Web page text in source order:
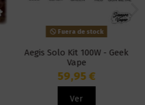
Fuera de stock
Aegis Solo Kit 100W - Geek
Vape
59,95 €
Ver